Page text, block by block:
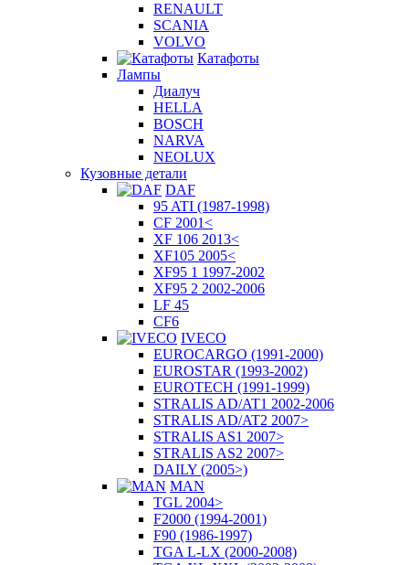
RENAULT
SCANIA
VOLVO
Катафоты
Лампы
Диалуч
HELLA
BOSCH
NARVA
NEOLUX
Кузовные детали
DAF
95 ATI (1987-1998)
CF 2001<
XF 106 2013<
XF105 2005<
XF95 1 1997-2002
XF95 2 2002-2006
LF 45
CF6
IVECO
EUROCARGO (1991-2000)
EUROSTAR (1993-2002)
EUROTECH (1991-1999)
STRALIS AD/AT1 2002-2006
STRALIS AD/AT2 2007>
STRALIS AS1 2007>
STRALIS AS2 2007>
DAILY (2005>)
MAN
TGL 2004>
F2000 (1994-2001)
F90 (1986-1997)
TGA L-LX (2000-2008)